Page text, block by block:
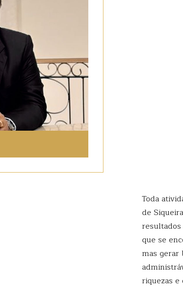
Toda
de
que se
mas gerar
riquezas